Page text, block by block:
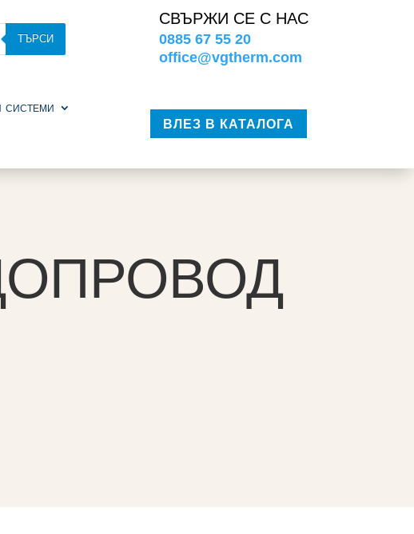
ТЪРСИ
СВЪРЖИ СЕ С НАС
0885 67 55 20
office@vgtherm.com
системи
ВЛЕЗ В КАТАЛОГА